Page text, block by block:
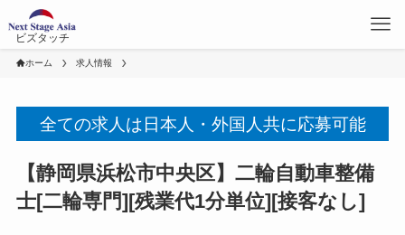
ビズタッチ
ホーム 求人情報
全ての求人は日本人・外国人共に応募可能
【静岡県浜松市中央区】二輪自動車整備
士[二輪専門][残業代1分単位][接客なし]